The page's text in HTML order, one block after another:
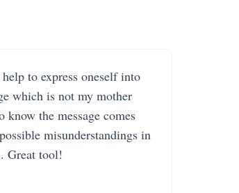
to express oneself into
which is not my mother
know the message comes
misunderstandings in
Great tool!